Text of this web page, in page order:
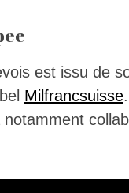
est issu de
Milfrancsuisse